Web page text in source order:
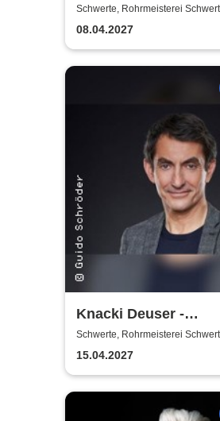
Liebe
Schwerte, Rohrmeisterei
08.04.2027
Knacki Deuser -
Humorintelligenz
Schwerte, Rohrmeisterei
15.04.2027